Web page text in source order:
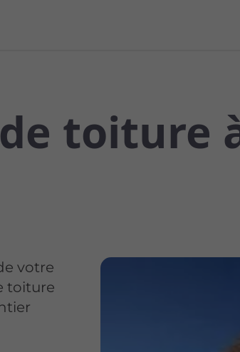
toiture
votre
toiture